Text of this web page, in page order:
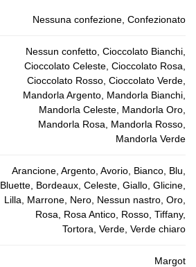
Nessuna confezione, Confezionato
Nessun confetto, Cioccolato Bianchi,
Cioccolato Celeste, Cioccolato Rosa,
Cioccolato Rosso, Cioccolato Verde,
Mandorla Argento, Mandorla Bianchi,
Mandorla Celeste, Mandorla Oro,
Mandorla Rosa, Mandorla Rosso,
Mandorla Verde
Arancione, Argento, Avorio, Bianco, Blu,
Bluette, Bordeaux, Celeste, Giallo, Glicine,
Lilla, Marrone, Nero, Nessun nastro, Oro,
Rosa, Rosa Antico, Rosso, Tiffany,
Tortora, Verde, Verde chiaro
Margot